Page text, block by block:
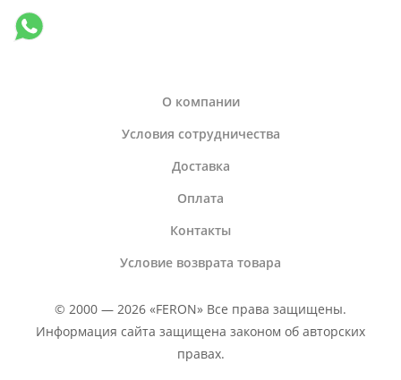
О компании
Условия сотрудничества
Доставка
Оплата
Контакты
Условие возврата товара
© 2000 — 2026 «FERON» Все права защищены.
Информация сайта защищена законом об авторских
правах.